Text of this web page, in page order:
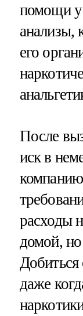
помощи у
анализы,
его
После
иск в
расходы
домой,
Добиться
даже